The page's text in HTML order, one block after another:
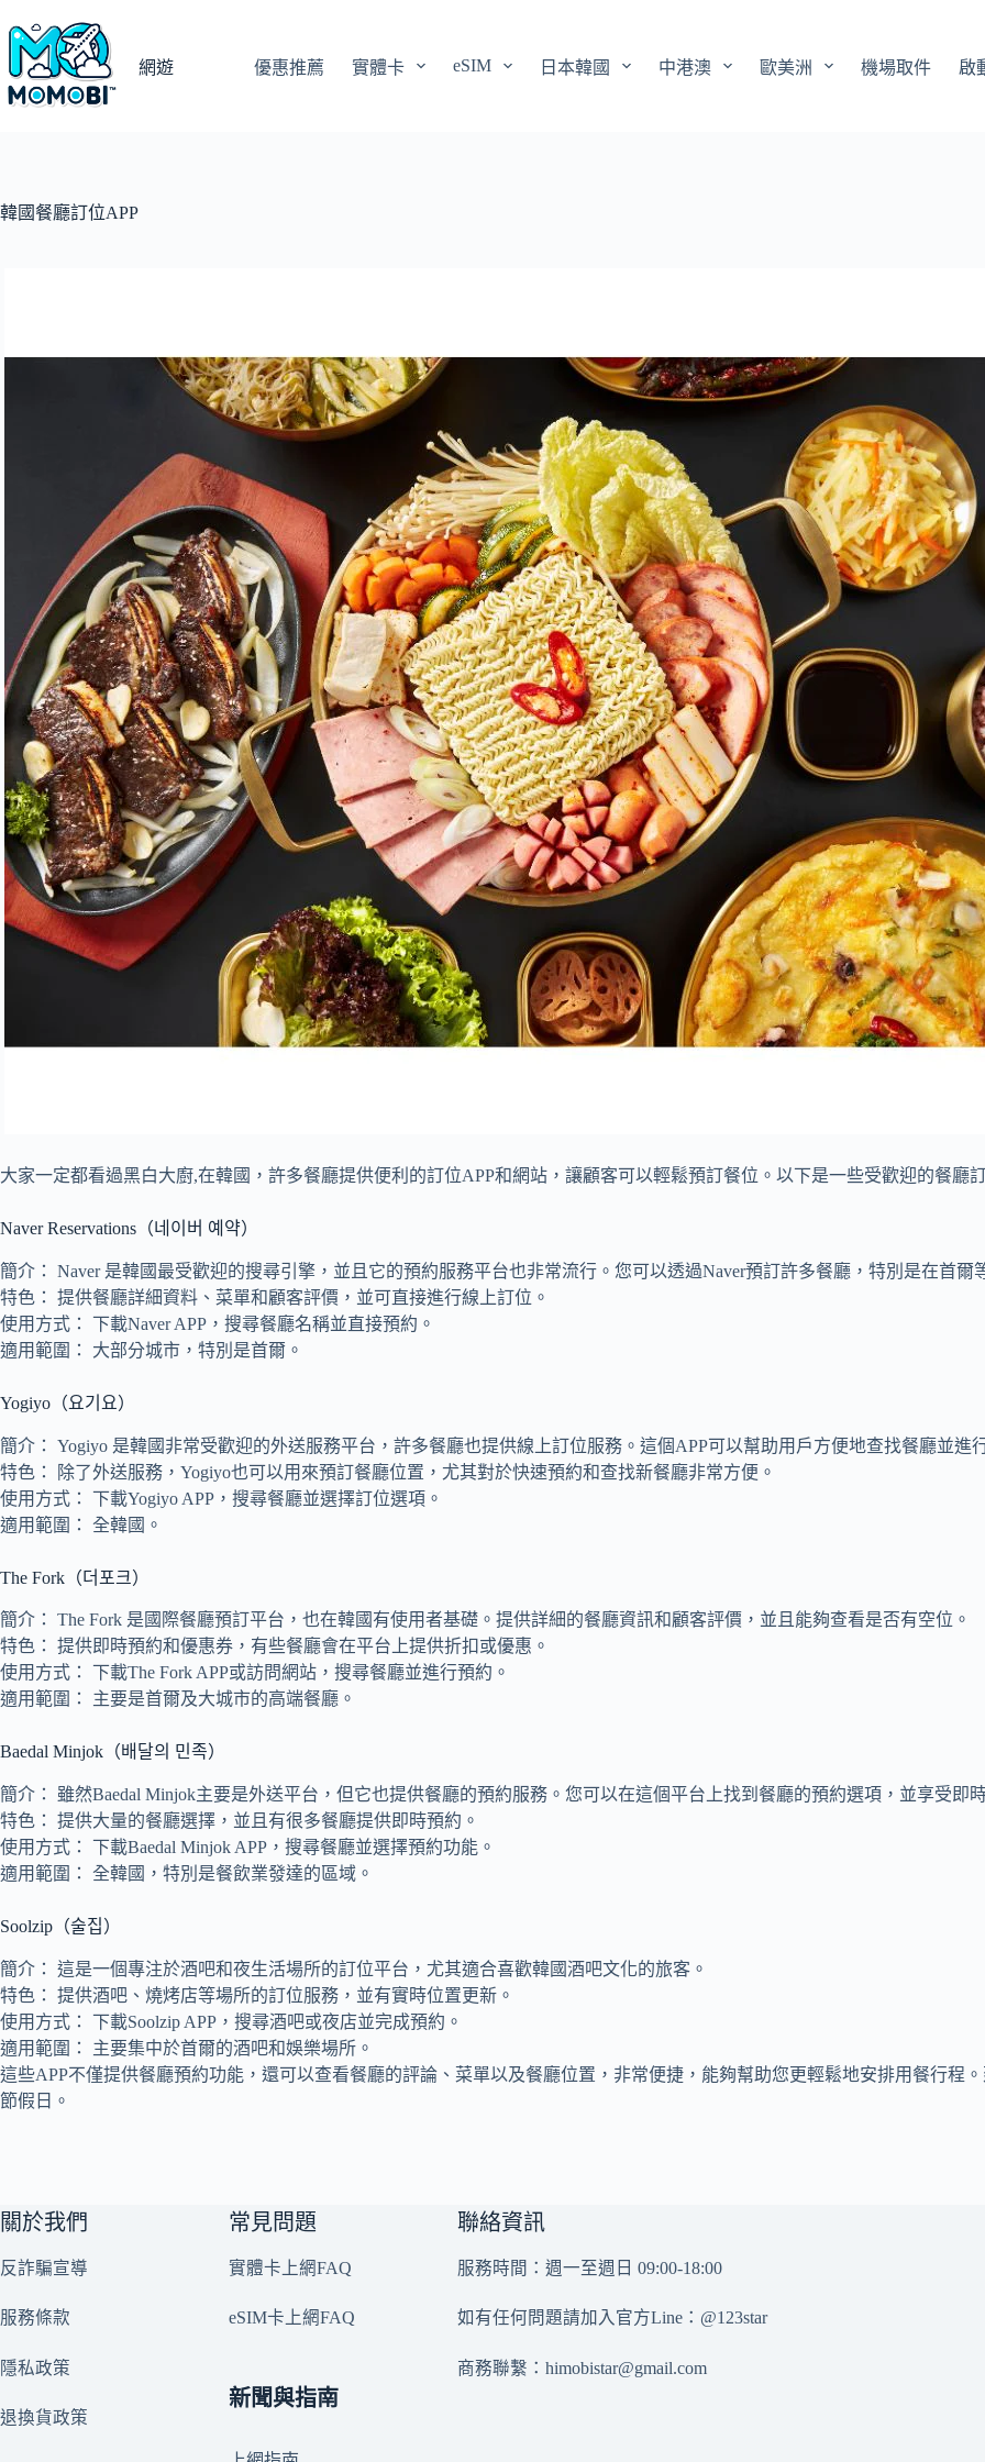
至
要
網遊 優惠推薦 實體卡 eSIM 日本韓國 中港澳 歐美洲 機場取件 啟
韓國餐廳訂位APP
大家一定都看過黑白大廚,在韓國，許多餐廳提供便利的訂位APP和網站，讓顧客可以輕鬆預訂餐位。以下是一些受歡迎的餐廳
Naver Reservations（네이버 예약）
簡介： Naver 是韓國最受歡迎的搜尋引擎，並且它的預約服務平台也非常流行。您可以透過Naver預訂許多餐廳，特別是在首爾
特色： 提供餐廳詳細資料、菜單和顧客評價，並可直接進行線上訂位。
使用方式： 下載Naver APP，搜尋餐廳名稱並直接預約。
適用範圍： 大部分城市，特別是首爾。
Yogiyo（요기요）
簡介： Yogiyo 是韓國非常受歡迎的外送服務平台，許多餐廳也提供線上訂位服務。這個APP可以幫助用戶方便地查找餐廳並進
特色： 除了外送服務，Yogiyo也可以用來預訂餐廳位置，尤其對於快速預約和查找新餐廳非常方便。
使用方式： 下載Yogiyo APP，搜尋餐廳並選擇訂位選項。
適用範圍： 全韓國。
The Fork（더포크）
簡介： The Fork 是國際餐廳預訂平台，也在韓國有使用者基礎。提供詳細的餐廳資訊和顧客評價，並且能夠查看是否有空位。
特色： 提供即時預約和優惠券，有些餐廳會在平台上提供折扣或優惠。
使用方式： 下載The Fork APP或訪問網站，搜尋餐廳並進行預約。
適用範圍： 主要是首爾及大城市的高端餐廳。
Baedal Minjok（배달의 민족）
簡介： 雖然Baedal Minjok主要是外送平台，但它也提供餐廳的預約服務。您可以在這個平台上找到餐廳的預約選項，並享受即
特色： 提供大量的餐廳選擇，並且有很多餐廳提供即時預約。
使用方式： 下載Baedal Minjok APP，搜尋餐廳並選擇預約功能。
適用範圍： 全韓國，特別是餐飲業發達的區域。
Soolzip（술집）
簡介： 這是一個專注於酒吧和夜生活場所的訂位平台，尤其適合喜歡韓國酒吧文化的旅客。
特色： 提供酒吧、燒烤店等場所的訂位服務，並有實時位置更新。
使用方式： 下載Soolzip APP，搜尋酒吧或夜店並完成預約。
適用範圍： 主要集中於首爾的酒吧和娛樂場所。
這些APP不僅提供餐廳預約功能，還可以查看餐廳的評論、菜單以及餐廳位置，非常便捷，能夠幫助您更輕鬆地安排用餐行程
節假日。
關於我們
反詐騙宣導
服務條款
隱私政策
退換貨政策
常見問題
實體卡上網FAQ
eSIM卡上網FAQ
新聞與指南
聯絡資訊
服務時間：週一至週日 09:00-18:00
如有任何問題請加入官方Line： @123star
商務聯繫：himobistar@gmail.com